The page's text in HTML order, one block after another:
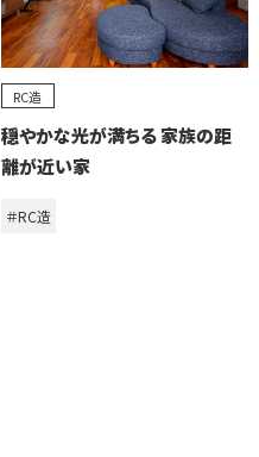
RC造
穏やかな光が満ちる 家族の距
離が近い家
＃RC造